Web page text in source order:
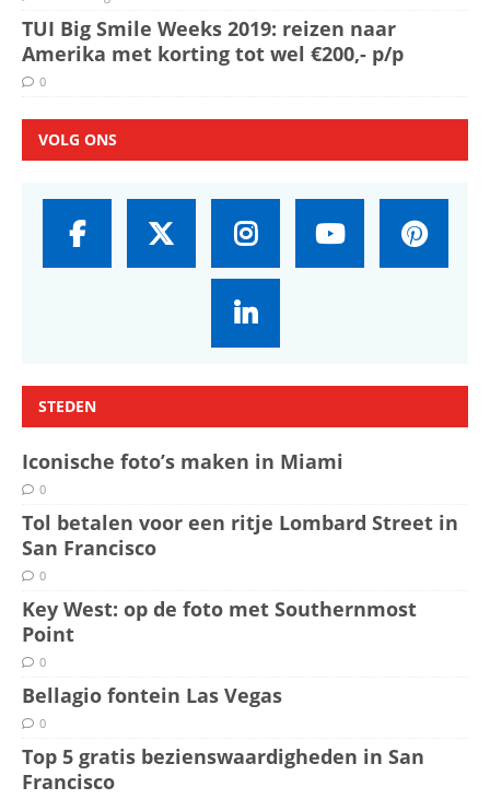
TUI Big Smile Weeks 2019: reizen naar
Amerika met korting tot wel €200,- p/p
0
VOLG ONS
STEDEN
Iconische foto’s maken in Miami
0
Tol betalen voor een ritje Lombard Street in
San Francisco
0
Key West: op de foto met Southernmost
Point
0
Bellagio fontein Las Vegas
0
Top 5 gratis bezienswaardigheden in San
Francisco